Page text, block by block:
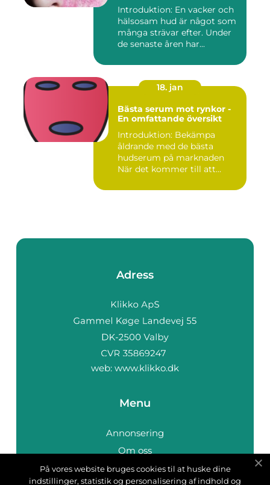
Introduktion: En vacker och
hälsosam hud är något som
många strävar efter. Under
de senaste åren har...
18. jan
Bästa serum mot rynkor -
En omfattande översikt
Introduktion: Bekämpa
åldrande med de bästa
hudserum på marknaden
När det kommer till att
Adress
web: www.klikko.dk
Menu
Annonsering
Om oss
Cookies
På vores website bruges cookies til at huske dine
indstillinger, statistik og personalisering af indhold og